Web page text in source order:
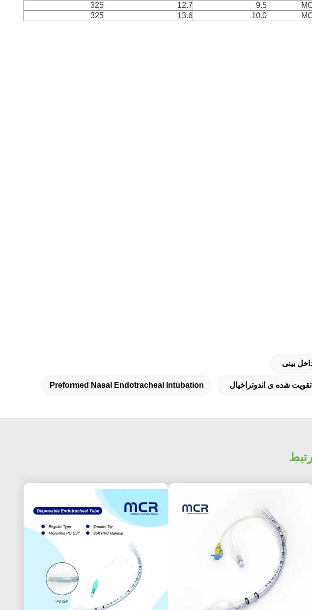
9.5
12.7
325
10.0
13.6
325
شده ی اندوتراخیال Preformed Nasal Endotracheal Intubation